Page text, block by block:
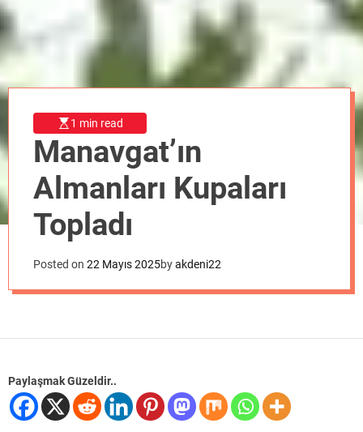
1 min read
Manavgat’ın
Almanları Kupaları
Topladı
Posted on 22 Mayıs 2025byakdeni22
Paylaşmak Güzeldir..